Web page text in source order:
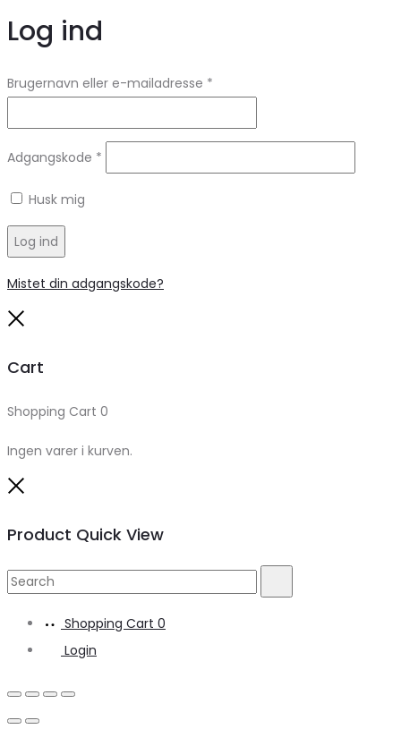
Log ind
Brugernavn eller e-mailadresse *
Adgangskode *
Husk mig
Log ind
Mistet din adgangskode?
Cart
Shopping Cart 0
Ingen varer i kurven.
Product Quick View
Search
Shopping Cart 0
Login